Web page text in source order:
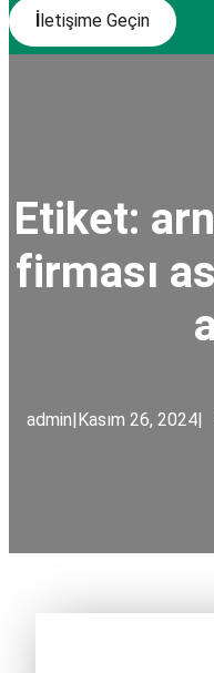
letişime Geçin
Etiket:
firması
admin Kasım 26, 2024|